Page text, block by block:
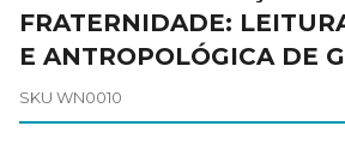
FRATERNIDADE:
E ANTROPOLÓGICA DE
SKU WN0010